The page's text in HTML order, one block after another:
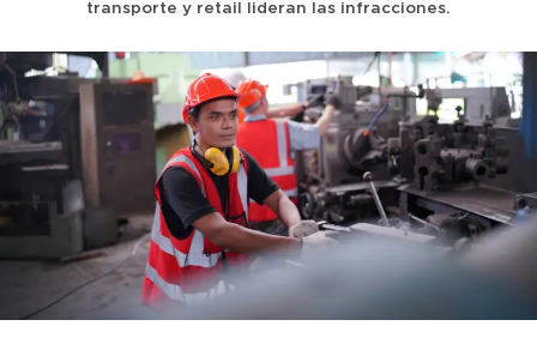
transporte y retail lideran las infracciones.